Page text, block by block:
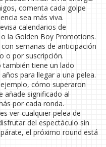
comenta cada golpe
sea más viva.
calendarios de
la Golden Boy Promotions.
semanas de anticipación
o por suscripción.
también tiene un lado
para llegar a una pelea.
cómo superaron
añade significado al
por cada ronda.
ver cualquier pelea de
del espectáculo sin
el próximo round está